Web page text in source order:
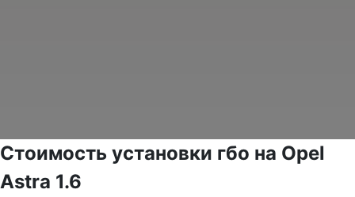
Стоимость установки гбо на Opel
Astra 1.6